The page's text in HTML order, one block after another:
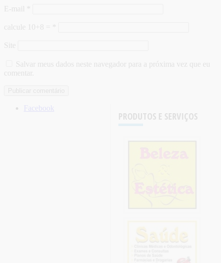
E-mail
calcule 10+8 =
Site
Salvar meus dados neste navegador para a próxima vez que eu
comentar.
PRODUTOS E SERVIÇOS
Facebook